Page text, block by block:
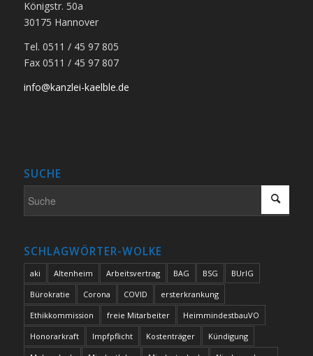
Königstr. 50a
30175 Hannover
Tel. 0511 / 45 97 805
Fax 0511 / 45 97 807
info@kanzlei-kaelble.de
SUCHE
SCHLAGWÖRTER-WOLKE
aki Altenheim Arbeitsvertrag BAG BSG
BUrlG
Bürokratie
Corona COVID
ersterkrankung
Ethikkommission
freie Mitarbeiter
HeimmindestbauVO
Honorarkraft
Impfpflicht Kostenträger
Kündigung